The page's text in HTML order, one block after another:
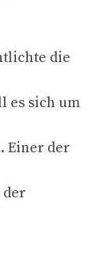
die
es sich um
Einer der
der